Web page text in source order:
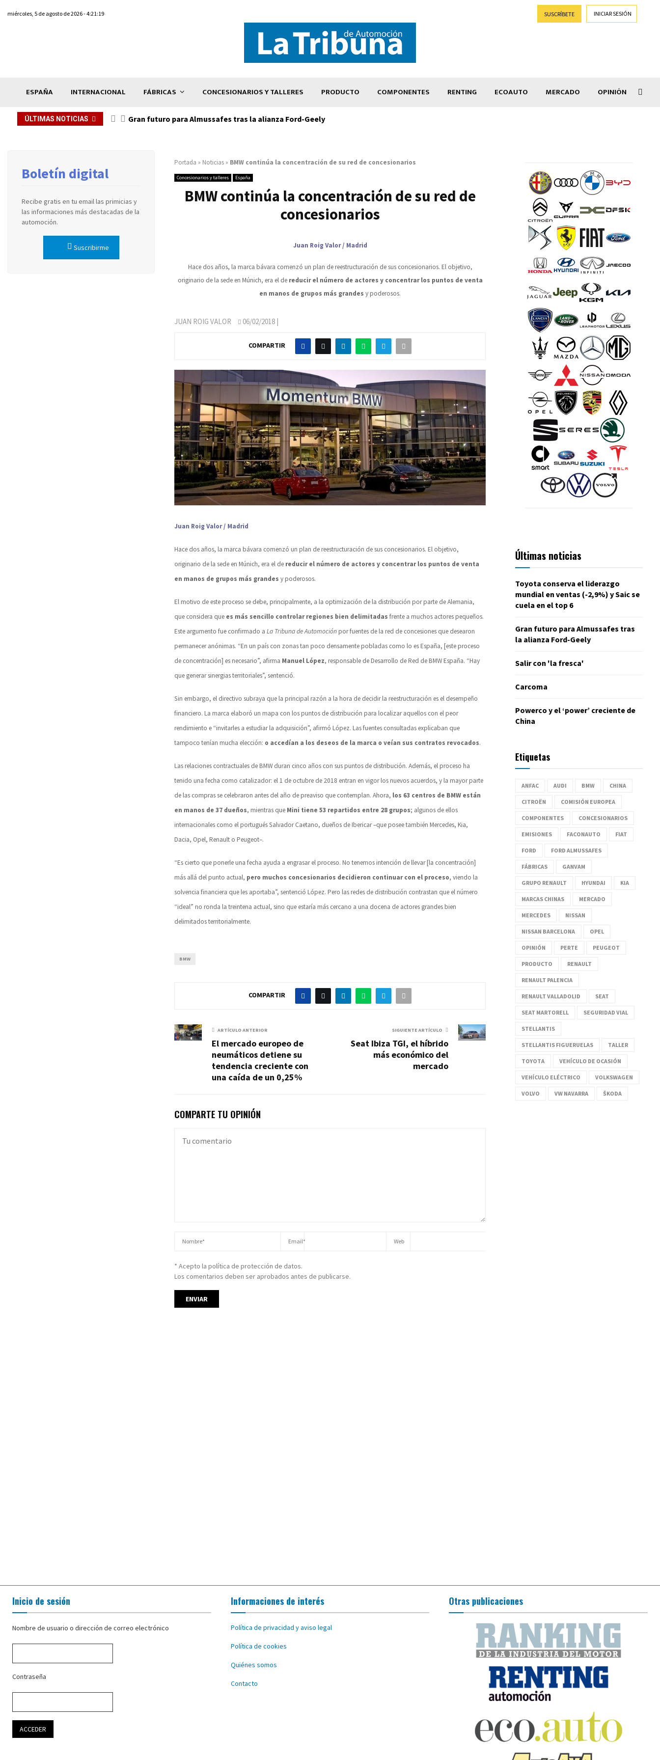
miércoles, 5 de agosto de 2026 - 4:21:19 SUSCRÍBETE INICIAR SESIÓN
ESPAÑA INTERNACIONAL FÁBRICAS CONCESIONARIOS Y TALLERES PRODUCTO COMPONENTES RENTING ECOAUTO MERCADO OPINIÓN
ÚLTIMAS NOTICIAS Gran futuro para Almussafes tras la alianza Ford-Geely
Portada » Noticias » BMW continúa la concentración de su red de concesionarios
Concesionarios y talleres España
BMW continúa la concentración de su red de
concesionarios
Juan Roig Valor / Madrid
Hace dos años, la marca bávara comenzó un plan de reestructuración de sus concesionarios. El objetivo,
originario de la sede en Múnich, era el de reducir el número de actores y concentrar los puntos de venta
en manos de grupos más grandes y poderosos.
JUAN ROIG VALOR 06/02/2018 |
COMPARTIR
Juan Roig Valor / Madrid
Hace dos años, la marca bávara comenzó un plan de reestructuración de sus concesionarios. El objetivo,
originario de la sede en Múnich, era el de reducir el número de actores y concentrar los puntos de venta
en manos de grupos más grandes y poderosos.
El motivo de este proceso se debe, principalmente, a la optimización de la distribución por parte de Alemania,
que considera que es más sencillo controlar regiones bien delimitadas frente a muchos actores pequeños.
Este argumento fue confirmado a La Tribuna de Automociónpor fuentes de la red de concesiones que desearon
permanecer anónimas. “En un país con zonas tan poco densamente pobladas como lo es España, [este proceso
de concentración] es necesario”, afirma Manuel López, responsable de Desarrollo de Red de BMW España. “Hay
que generar sinergias territoriales”, sentenció.
Sin embargo, el directivo subraya que la principal razón a la hora de decidir la reestructuración es el desempeño
financiero. La marca elaboró un mapa con los puntos de distribución para localizar aquellos con el peor
rendimiento e “invitarles a estudiar la adquisición”, afirmó López. Las fuentes consultadas explicaban que
tampoco tenían mucha elección: o accedían a los deseos de la marca o veían sus contratos revocados.
Las relaciones contractuales de BMW duran cinco años con sus puntos de distribución. Además, el proceso ha
tenido una fecha como catalizador: el 1 de octubre de 2018 entran en vigor los nuevos acuerdos, y la mayor parte
de las compras se celebraron antes del año de preaviso que contemplan. Ahora, los 63 centros de BMW están
en manos de 37 dueños, mientras que Mini tiene 53 repartidos entre 28 grupos; algunos de ellos
internacionales como el portugués Salvador Caetano, dueños de Ibericar –que posee también Mercedes, Kia,
Dacia, Opel, Renault o Peugeot–.
“Es cierto que ponerle una fecha ayuda a engrasar el proceso. No tenemos intención de llevar [la concentración]
más allá del punto actual, pero muchos concesionarios decidieron continuar con el proceso, viendo la
solvencia financiera que les aportaba”, sentenció López. Pero las redes de distribución contrastan que el número
“ideal” no ronda la treintena actual, sino que estaría más cercano a una docena de actores grandes bien
delimitados territorialmente.
BMW
COMPARTIR
ARTÍCULO ANTERIOR
El mercado europeo de
neumáticos detiene su
tendencia creciente con
una caída de un 0,25%
SIGUIENTE ARTÍCULO
Seat Ibiza TGI, el híbrido
más económico del
mercado
COMPARTE TU OPINIÓN
* Acepto la política de protección de datos.
Los comentarios deben ser aprobados antes de publicarse.
Boletín digital
Recibe gratis en tu email las primicias y
las informaciones más destacadas de la
automoción.
Suscribirme
Últimas noticias
Toyota conserva el liderazgo
mundial en ventas (-2,9%) y Saic se
cuela en el top 6
Gran futuro para Almussafes tras
la alianza Ford-Geely
Salir con 'la fresca'
Carcoma
Powerco y el ‘power’ creciente de
China
Etiquetas
ANFAC AUDI BMW CHINA
CITROËN COMISIÓN EUROPEA
COMPONENTES CONCESIONARIOS
EMISIONES FACONAUTO FIAT
FORD FORD ALMUSSAFES
FÁBRICAS GANVAM
GRUPO RENAULT HYUNDAI KIA
MARCAS CHINAS MERCADO
MERCEDES NISSAN
NISSAN BARCELONA OPEL
OPINIÓN PERTE PEUGEOT
PRODUCTO RENAULT
RENAULT PALENCIA
RENAULT VALLADOLID SEAT
SEAT MARTORELL SEGURIDAD VIAL
STELLANTIS
STELLANTIS FIGUERUELAS TALLER
TOYOTA VEHÍCULO DE OCASIÓN
VEHÍCULO ELÉCTRICO VOLKSWAGEN
VOLVO VW NAVARRA ŠKODA
Inicio de sesión
Nombre de usuario o dirección de correo electrónico
Contraseña
Informaciones de interés
Política de privacidad y aviso legal
Política de cookies
Quiénes somos
Contacto
Otras publicaciones